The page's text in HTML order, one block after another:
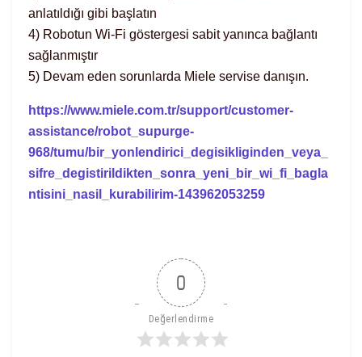
anlatıldığı gibi başlatın
4) Robotun Wi-Fi göstergesi sabit yanınca bağlantı
sağlanmıştır
5) Devam eden sorunlarda Miele servise danışın.
https://www.miele.com.tr/support/customer-
assistance/robot_supurge-
968/tumu/bir_yonlendirici_degisikliginden_veya_
sifre_degistirildikten_sonra_yeni_bir_wi_fi_bagla
ntisini_nasil_kurabilirim-143962053259
0
Değerlendirme